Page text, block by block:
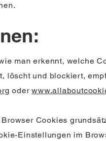
man erkennt, welche
löscht und blockiert,
oder
Cookies
Einstellungen im